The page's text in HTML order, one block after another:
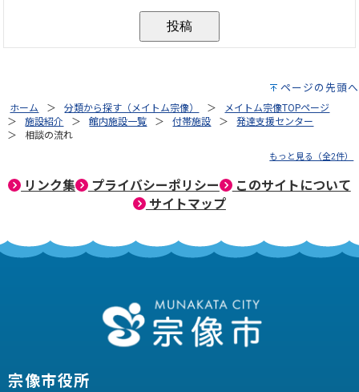
ページの先頭へ
ホーム 分類から探す（メイトム宗像）
メイトム宗像TOPページ
施設紹介
館内施設一覧 付帯施設
発達支援センター
相談の流れ
もっと見る（全2件）
リンク集 プライバシーポリシー
このサイトについて
サイトマップ
宗像市役所